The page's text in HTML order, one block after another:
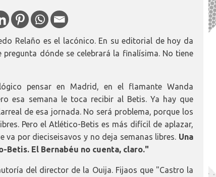
Relaño es el lacónico. En su editorial de hoy da
dónde se celebrará la finalísima. No tiene
pensar en Madrid, en el flamante Wanda
esa semana le toca recibir al Betis. Ya hay que
de esa jornada. No será problema, porque los
Pero el Atlético-Betis es más difícil de aplazar,
va por dieciseisavos y no deja semanas libres. Una
Betis. El Bernabéu no cuenta, claro."
del director de la Ouija. Fijaos que "Castro la